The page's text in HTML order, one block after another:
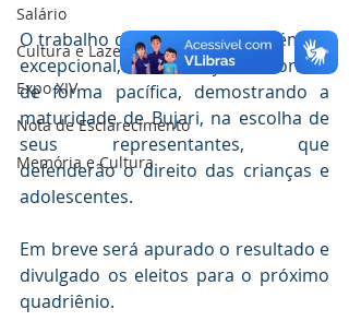
Salário
Cultura e Lazer
Expo XIV
Nota de Esclarecimento
Memória e Cultura
O trabalho dos mesários também foi
excepcional, e as eleições ocorrem
de forma pacífica, demostrando a
maturidade de Bujari, na escolha de
seus representantes, que
defenderão o direito das crianças e
adolescentes.
Em breve será apurado o resultado e
divulgado os eleitos para o próximo
quadriênio.